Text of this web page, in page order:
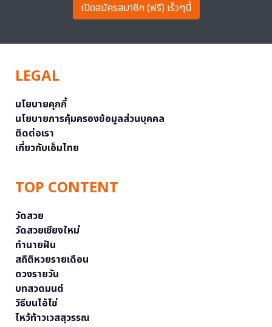
เปิดสมัครสมาชิก (ฟรี) เร็วๆนี้
LEGAL
นโยบายคุกกี้
นโยบายการคุ้มครองข้อมูลส่วนบุคคล
ติดต่อเรา
เกี่ยวกับเอ็มไทย
TOP CONTENT
วัดสวย
วัดสวยเชียงใหม่
ทำนายฝัน
สถิติหวยรายเดือน
ดวงรายวัน
บทสวดมนต์
วิธีบนไอ้ไข่
ไหว้ท้าวเวสสุวรรณ